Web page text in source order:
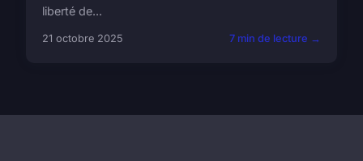
liberté de...
21 octobre 2025 7 min de lecture →